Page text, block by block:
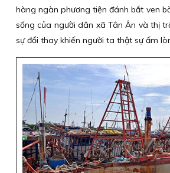
hàng ngàn phương tiện đánh bắt ven
sống của người dân xã Tân Ân và thị
sự đổi thay khiến người ta thật sự ấm